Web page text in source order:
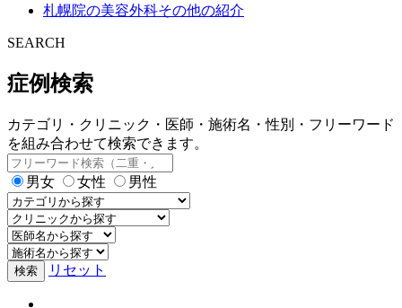
札幌院の美容外科その他の紹介
SEARCH
症例検索
カテゴリ・クリニック・医師・施術名・性別・フリーワード
を組み合わせて検索できます。
男女 女性 男性
検索 リセット